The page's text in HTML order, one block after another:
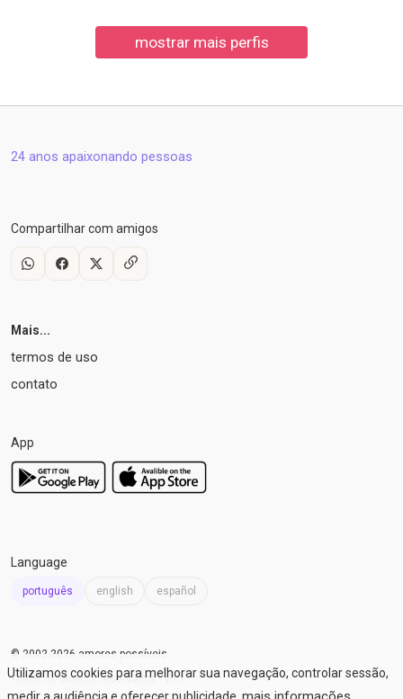
24 anos apaixonando pessoas
Compartilhar com amigos
Mais...
termos de uso
contato
App
Language
português english español
© 2002-2026 amores possíveis
Todos os direitos reservados -v5.7
Utilizamos cookies para melhorar sua navegação, controlar sessão,